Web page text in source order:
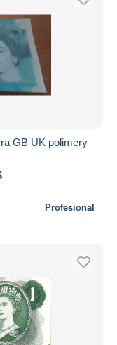
GB UK polimery
Profesional